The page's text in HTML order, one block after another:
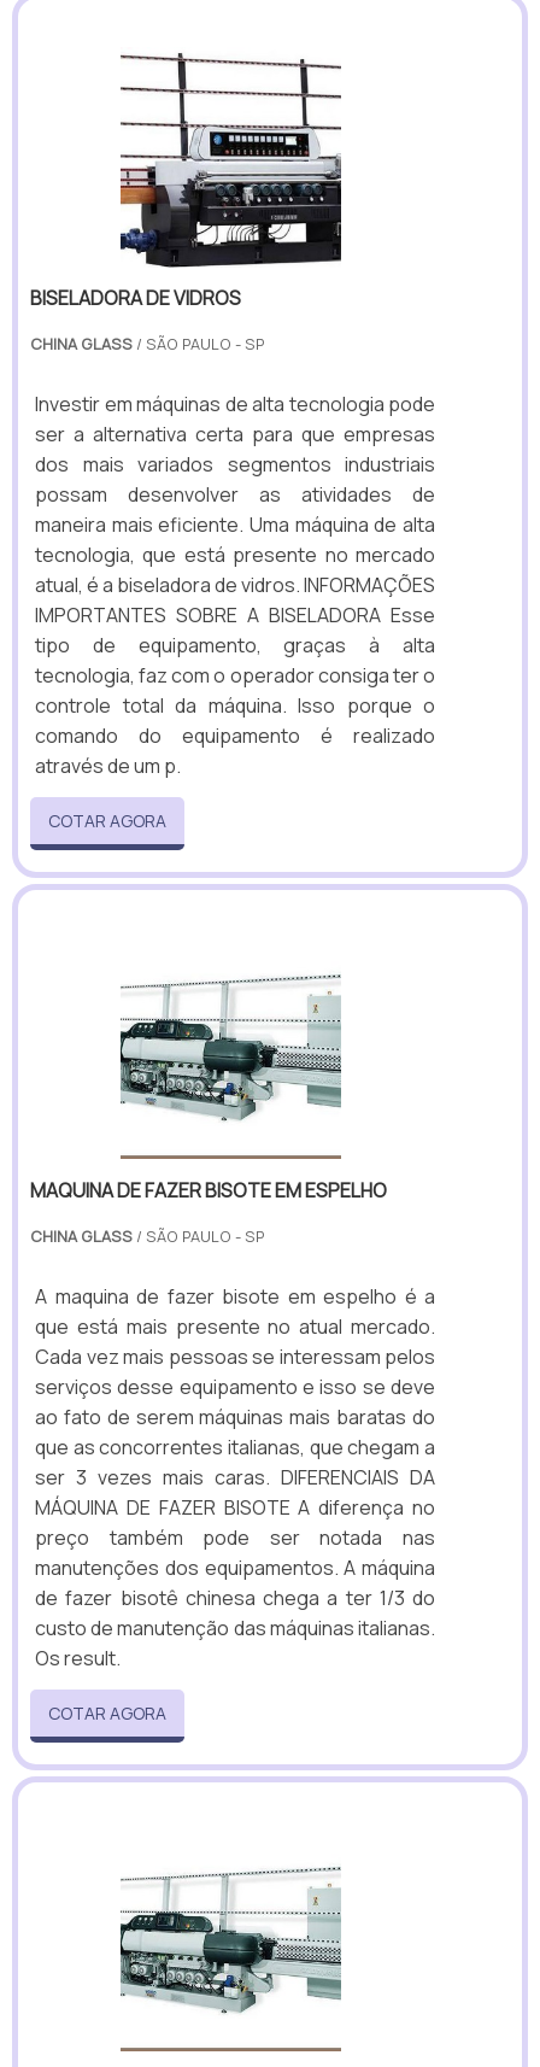
BISELADORA DE VIDROS
CHINA GLASS / SÃO PAULO - SP
Investir em máquinas de alta tecnologia pode
ser a alternativa certa para que empresas
dos mais variados segmentos industriais
possam desenvolver as atividades de
maneira mais eficiente. Uma máquina de alta
tecnologia, que está presente no mercado
atual, é a biseladora de vidros. INFORMAÇÕES
IMPORTANTES SOBRE A BISELADORA Esse
tipo de equipamento, graças à alta
tecnologia, faz com o operador consiga ter o
controle total da máquina. Isso porque o
comando do equipamento é realizado
através de um p.
COTAR AGORA
MAQUINA DE FAZER BISOTE EM ESPELHO
CHINA GLASS / SÃO PAULO - SP
A maquina de fazer bisote em espelho é a
que está mais presente no atual mercado.
Cada vez mais pessoas se interessam pelos
serviços desse equipamento e isso se deve
ao fato de serem máquinas mais baratas do
que as concorrentes italianas, que chegam a
ser 3 vezes mais caras. DIFERENCIAIS DA
MÁQUINA DE FAZER BISOTE A diferença no
preço também pode ser notada nas
manutenções dos equipamentos. A máquina
de fazer bisotê chinesa chega a ter 1/3 do
custo de manutenção das máquinas italianas.
Os result.
COTAR AGORA